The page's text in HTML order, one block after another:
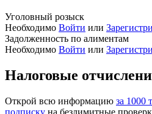
Уголовный розыск
Необходимо Войти или
Задолженность по алиментам
Необходимо Войти или
Налоговые
Открой всю информацию за 1000
подписку на безлимитные